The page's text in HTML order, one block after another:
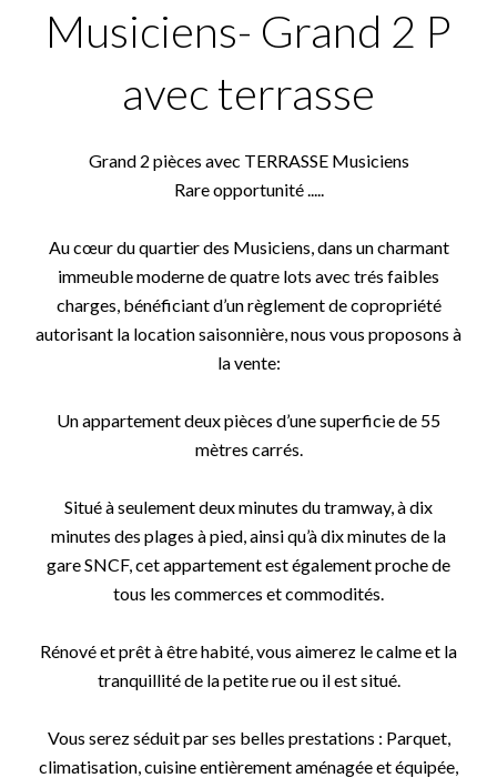
Musiciens- Grand 2 P
avec terrasse
Grand 2 pièces avec TERRASSE Musiciens
Rare opportunité .....
Au cœur du quartier des Musiciens, dans un charmant
immeuble moderne de quatre lots avec trés faibles
charges, bénéficiant d’un règlement de copropriété
autorisant la location saisonnière, nous vous proposons à
la vente:
Un appartement deux pièces d’une superficie de 55
mètres carrés.
Situé à seulement deux minutes du tramway, à dix
minutes des plages à pied, ainsi qu’à dix minutes de la
gare SNCF, cet appartement est également proche de
tous les commerces et commodités.
Rénové et prêt à être habité, vous aimerez le calme et la
tranquillité de la petite rue ou il est situé.
Vous serez séduit par ses belles prestations : Parquet,
climatisation, cuisine entièrement aménagée et équipée,